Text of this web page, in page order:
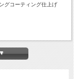
グコーティング仕上げ
イオン電池2600ｍAh使用